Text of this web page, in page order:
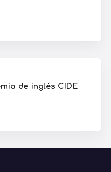
de inglés CIDE